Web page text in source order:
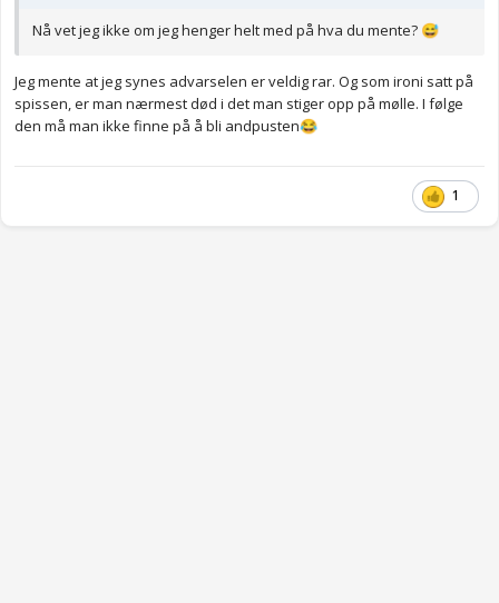
Nå vet jeg ikke om jeg henger helt med på hva du mente? 😅
Jeg mente at jeg synes advarselen er veldig rar. Og som ironi satt på
spissen, er man nærmest død i det man stiger opp på mølle. I følge
den må man ikke finne på å bli andpusten😂
1